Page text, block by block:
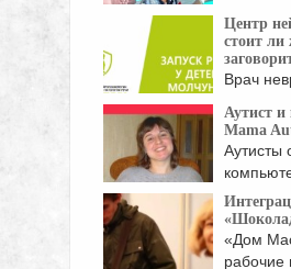
Центр
стоит ли
Врач
Аутист
Mama
Аутисты
«Дом
рабочие